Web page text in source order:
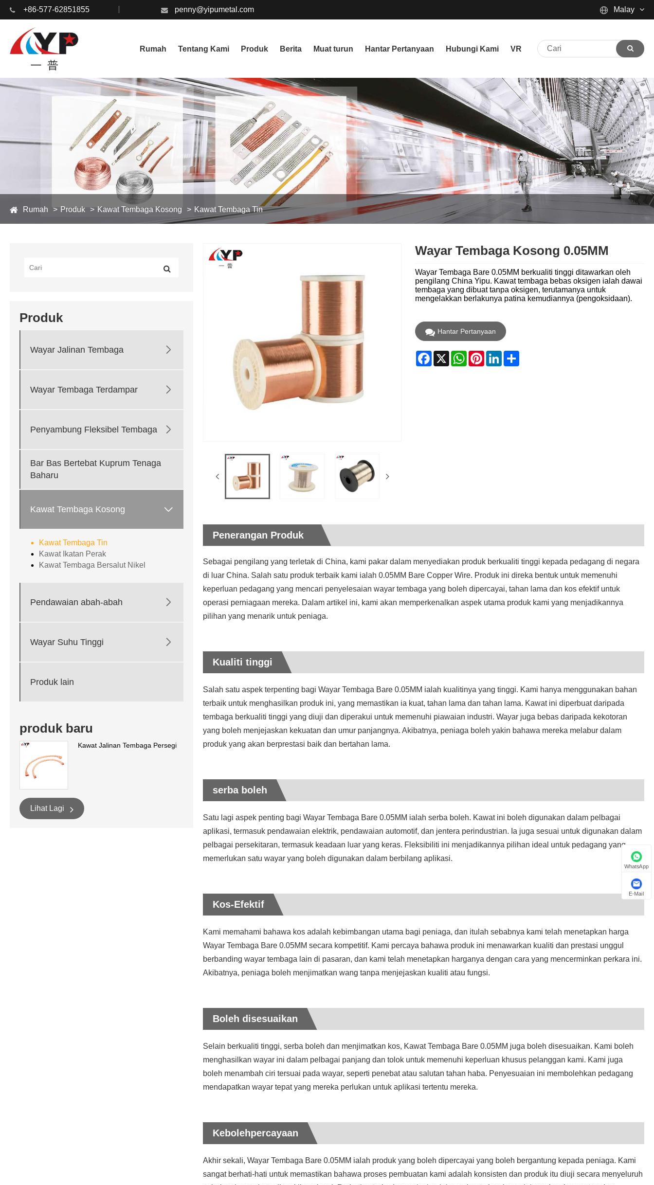
+86-577-62851855 penny@yipumetal.com Malay
русский
Français
日本語
Deutsch
tiếng Việt
ภาษาไทย
한국어
Norsk‎
تمل
český
український
Javanese
فارسی
தமிழ்
Burmese
български
ລາວ
Latine
Slovenský jazyk
Македонски
मराठी
Rumah Tentang Kami Produk Berita Muat turun Hantar Pertanyaan Hubungi Kami VR
Rumah Produk Kawat Tembaga Kosong Kawat Tembaga Tin
Produk
Wayar Jalinan Tembaga 
Wayar Tembaga Terdampar 
Penyambung Fleksibel Tembaga 
Bar Bas Bertebat Kuprum Tenaga
Baharu
Kawat Tembaga Kosong 
Kawat Tembaga Tin
Kawat Ikatan Perak
Kawat Tembaga Bersalut Nikel
Pendawaian abah-abah 
Wayar Suhu Tinggi 
Produk lain
produk baru
Kawat Jalinan Tembaga Persegi
Lihat Lagi
Wayar Tembaga Kosong 0.05MM
Wayar Tembaga Bare 0.05MM berkualiti tinggi ditawarkan oleh
pengilang China Yipu. Kawat tembaga bebas oksigen ialah dawai
tembaga yang dibuat tanpa oksigen, terutamanya untuk
mengelakkan berlakunya patina kemudiannya (pengoksidaan).
Hantar Pertanyaan
Facebook
X WhatsApp
PinterestLinkedInShare
Penerangan Produk
Sebagai pengilang yang terletak di China, kami pakar dalam menyediakan produk berkualiti tinggi kepada pedagang di negara
di luar China. Salah satu produk terbaik kami ialah 0.05MM Bare Copper Wire. Produk ini direka bentuk untuk memenuhi
keperluan pedagang yang mencari penyelesaian wayar tembaga yang boleh dipercayai, tahan lama dan kos efektif untuk
operasi perniagaan mereka. Dalam artikel ini, kami akan memperkenalkan aspek utama produk kami yang menjadikannya
pilihan yang menarik untuk peniaga.
Kualiti tinggi
Salah satu aspek terpenting bagi Wayar Tembaga Bare 0.05MM ialah kualitinya yang tinggi. Kami hanya menggunakan bahan
terbaik untuk menghasilkan produk ini, yang memastikan ia kuat, tahan lama dan tahan lama. Kawat ini diperbuat daripada
tembaga berkualiti tinggi yang diuji dan diperakui untuk memenuhi piawaian industri. Wayar juga bebas daripada kekotoran
yang boleh menjejaskan kekuatan dan umur panjangnya. Akibatnya, peniaga boleh yakin bahawa mereka melabur dalam
produk yang akan berprestasi baik dan bertahan lama.
serba boleh
Satu lagi aspek penting bagi Wayar Tembaga Bare 0.05MM ialah serba boleh. Kawat ini boleh digunakan dalam pelbagai
aplikasi, termasuk pendawaian elektrik, pendawaian automotif, dan jentera perindustrian. Ia juga sesuai untuk digunakan dalam
pelbagai persekitaran, termasuk keadaan luar yang keras. Fleksibiliti ini menjadikannya pilihan ideal untuk pedagang yang
memerlukan satu wayar yang boleh digunakan dalam berbilang aplikasi.
Kos-Efektif
Kami memahami bahawa kos adalah kebimbangan utama bagi peniaga, dan itulah sebabnya kami telah menetapkan harga
Wayar Tembaga Bare 0.05MM secara kompetitif. Kami percaya bahawa produk ini menawarkan kualiti dan prestasi unggul
berbanding wayar tembaga lain di pasaran, dan kami telah menetapkan harganya dengan cara yang mencerminkan perkara ini.
Akibatnya, peniaga boleh menjimatkan wang tanpa menjejaskan kualiti atau fungsi.
Boleh disesuaikan
Selain berkualiti tinggi, serba boleh dan menjimatkan kos, Kawat Tembaga Bare 0.05MM juga boleh disesuaikan. Kami boleh
menghasilkan wayar ini dalam pelbagai panjang dan tolok untuk memenuhi keperluan khusus pelanggan kami. Kami juga
boleh menambah ciri tersuai pada wayar, seperti penebat atau salutan tahan haba. Penyesuaian ini membolehkan pedagang
mendapatkan wayar tepat yang mereka perlukan untuk aplikasi tertentu mereka.
Kebolehpercayaan
Akhir sekali, Wayar Tembaga Bare 0.05MM ialah produk yang boleh dipercayai yang boleh bergantung kepada peniaga. Kami
sangat berhati-hati untuk memastikan bahawa proses pembuatan kami adalah konsisten dan produk itu diuji secara menyeluruh
WhatsApp
E-Mail